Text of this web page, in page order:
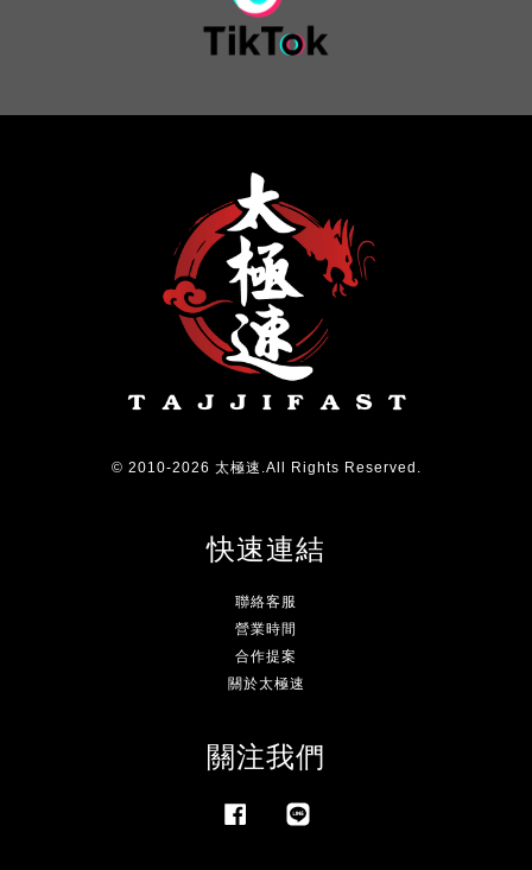
© 2010-2026 太極速.All Rights Reserved.
快速連結
聯絡客服
營業時間
合作提案
關於太極速
關注我們
Facebook